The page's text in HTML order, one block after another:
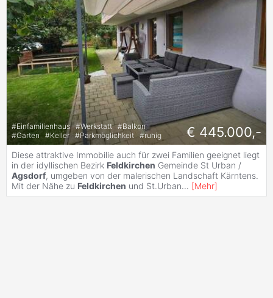
#Einfamilienhaus #Werkstatt #Balkon
#Garten #Keller #Parkmöglichkeit #ruhig € 445.000,-
Diese attraktive Immobilie auch für zwei Familien geeignet liegt
in der idyllischen Bezirk Feldkirchen Gemeinde St Urban /
Agsdorf, umgeben von der malerischen Landschaft Kärntens.
Mit der Nähe zu Feldkirchen und St.Urban... [Mehr]